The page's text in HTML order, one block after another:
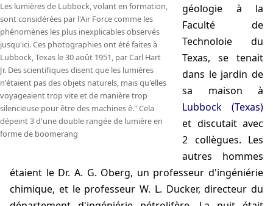
Les lumières de Lubbock, volant en formation,
sont considérées par l'Air Force comme les
phénomènes les plus inexplicables observés
jusqu'ici. Ces photographies ont été faites à
Lubbock, Texas le 30 août 1951, par Carl Hart
Jr. Des scientifiques disent que les lumières
n'étaient pas des objets naturels, mais qu'elles
voyageaient trop vite et de manière trop
silencieuse pour être des machines ê." Cela
dépeint 3 d'une double rangée de lumière en
forme de boomerang
géologie à la
Faculté de
Technoloie du
Texas, se tenait
dans le jardin de
sa maison à
Lubbock (Texas)
et discutait avec
2 collègues. Les
autres hommes
étaient le Dr. A. G. Oberg, un professeur d'ingéniérie
chimique, et le professeur W. L. Ducker, directeur du